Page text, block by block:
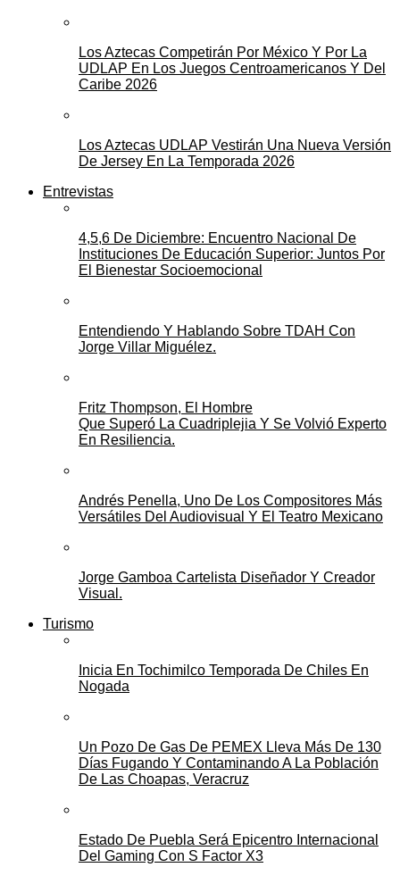
Los Aztecas Competirán Por México Y Por La
UDLAP En Los Juegos Centroamericanos Y Del
Caribe 2026
Los Aztecas UDLAP Vestirán Una Nueva Versión
De Jersey En La Temporada 2026
Entrevistas
4,5,6 De Diciembre: Encuentro Nacional De
Instituciones De Educación Superior: Juntos Por
El Bienestar Socioemocional
Entendiendo Y Hablando Sobre TDAH Con
Jorge Villar Miguélez.
Fritz Thompson, El Hombre
Que Superó La Cuadriplejia Y Se Volvió Experto
En Resiliencia.
Andrés Penella, Uno De Los Compositores Más
Versátiles Del Audiovisual Y El Teatro Mexicano
Jorge Gamboa Cartelista Diseñador Y Creador
Visual.
Turismo
Inicia En Tochimilco Temporada De Chiles En
Nogada
Un Pozo De Gas De PEMEX Lleva Más De 130
Días Fugando Y Contaminando A La Población
De Las Choapas, Veracruz
Estado De Puebla Será Epicentro Internacional
Del Gaming Con S Factor X3